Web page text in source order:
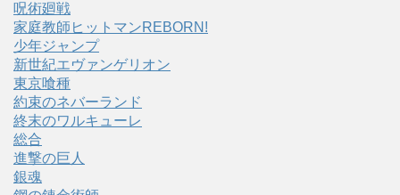
呪術廻戦
家庭教師ヒットマンREBORN!
少年ジャンプ
新世紀エヴァンゲリオン
東京喰種
約束のネバーランド
終末のワルキューレ
総合
進撃の巨人
銀魂